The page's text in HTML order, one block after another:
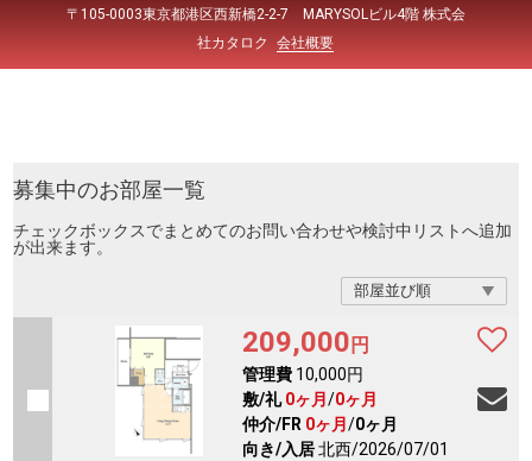
〒105-0003東京都港区西新橋2-2-7 MARYSOLビル4階 株式会
社カタロク
会社概要
募集中のお部屋一覧
チェックボックスでまとめてのお問い合わせや検討中リストへ追加
が出来ます。
209,000 円
管理費10,000円
敷/礼 0ヶ月 /0ヶ月
仲介/FR 0ヶ月 /0ヶ月
向き/入居北西/2026/07/01